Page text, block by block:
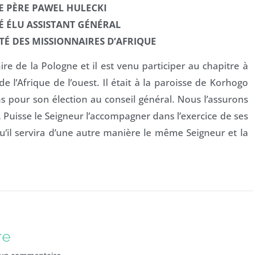
PÈRE PAWEL HULECKI
ÉLU ASSISTANT GÉNÉRAL
DES MISSIONNAIRES D’AFRIQUE
de la Pologne et il est venu participer au chapitre à
l’Afrique de l’ouest. Il était à la paroisse de Korhogo
pour son élection au conseil général. Nous l’assurons
le Seigneur l’accompagner dans l’exercice de ses
servira d’une autre manière le même Seigneur et la